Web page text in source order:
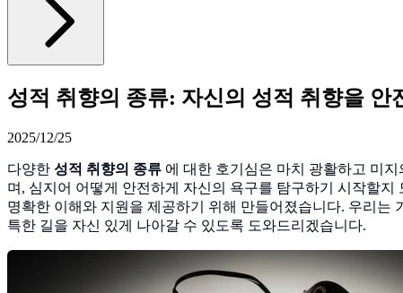
성적 취향의 종류: 자신의 성적 취향을 안
2025/12/25
다양한 성적 취향의 종류 에 대한 호기심은 마치 광활하고 미
며, 심지어 어떻게 안전하게 자신의 욕구를 탐구하기 시작할
명확한 이해와 지원을 제공하기 위해 만들어졌습니다. 우리는
특한 길을 자신 있게 나아갈 수 있도록 도와드리겠습니다.